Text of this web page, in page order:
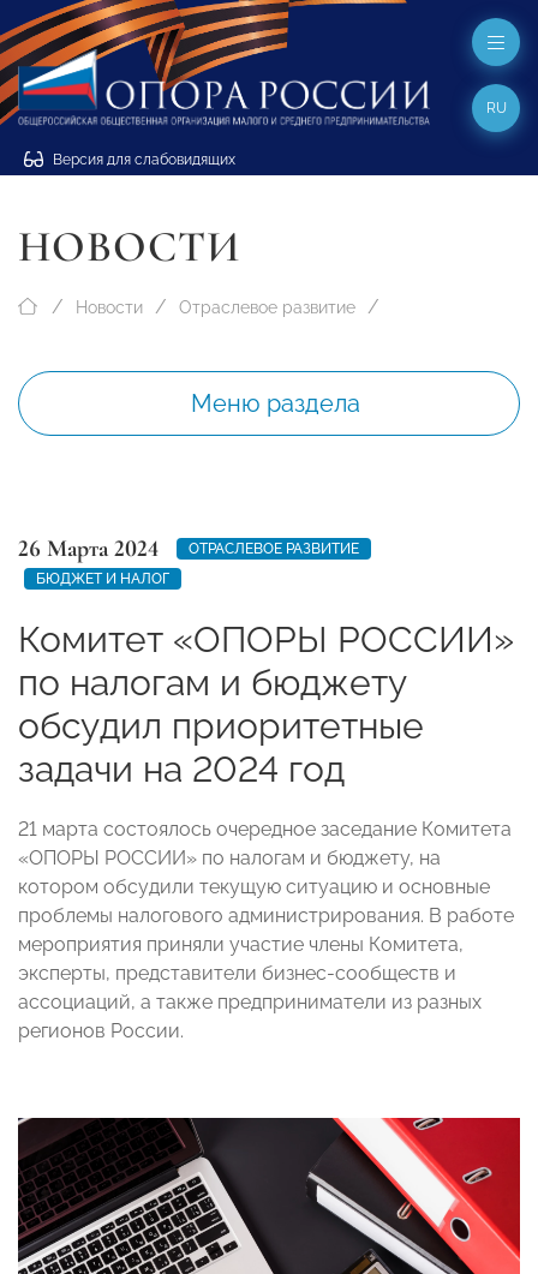
Версия для слабовидящих
RU
НОВОСТИ
Новости Отраслевое развитие
Меню раздела
26 Марта 2024
ОТРАСЛЕВОЕ РАЗВИТИЕ
БЮДЖЕТ И НАЛОГ
Комитет «ОПОРЫ РОССИИ»
по налогам и бюджету
обсудил приоритетные
задачи на 2024 год
21 марта состоялось очередное заседание Комитета
«ОПОРЫ РОССИИ» по налогам и бюджету, на
котором обсудили текущую ситуацию и основные
проблемы налогового администрирования. В работе
мероприятия приняли участие члены Комитета,
эксперты, представители бизнес-сообществ и
ассоциаций, а также предприниматели из разных
регионов России.